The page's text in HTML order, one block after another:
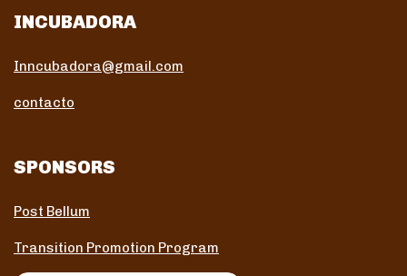
INCUBADORA
Inncubadora@gmail.com
contacto
SPONSORS
Post Bellum
Transition Promotion Program